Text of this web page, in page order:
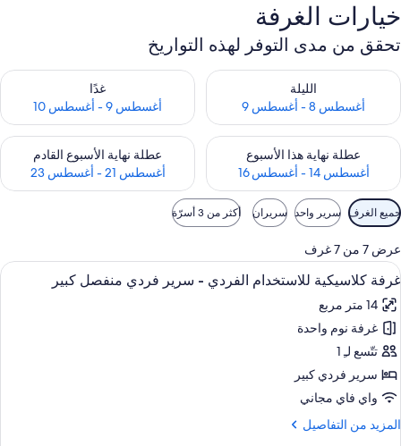
خيارات الغرفة
تحقق من مدى التوفر لهذه التواريخ
الليلة
أغسطس 8 - أغسطس 9
تحقق من مدى التوفر لليلة للفترة أغسطس 8 - أغسطس 9
غدًا
أغسطس 9 - أغسطس 10
تحقق من مدى التوفر لغد للفترة أغسطس
عطلة نهاية هذا الأسبوع
أغسطس 14 - أغسطس 16
تحقق من مدى التوفر لعطلة نهاية هذا الأسبوع للفترة أغسطس 14 - أغسطس 16
عطلة نهاية الأسبوع القادم
أغسطس 21 - أغسطس 23
تحقق من مدى التوفر لعطلة نهاية
عوامل
التصفية
المتاحة
للغرف
جميع الغرف سرير واحد سريران أكثر من 3 أسرّة
عرض 7 من 7 غرف
استعراض
جميع
صور
غرفة
كلاسيكية
للاستخدام
الفردي
-
سرير
ألحفة محشوة بالريش وميني بار وخزنة
6
غرفة كلاسيكية للاستخدام الفردي - سرير فردي منفصل كبير
14 متر مربع
غرفة نوم واحدة
تتّسع لـِ 1
سرير فردي كبير
واي فاي مجاني
المزيد من التفاصيل
المزيد